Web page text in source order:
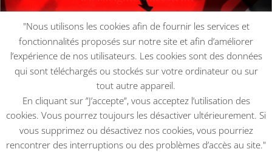
Burger Kill
2007|2007,FILMS
Burger Kill ou Drive Thru[dsm_text_divider
header="Synopsis" color="#0C71C3"...
lire plus
"Nous utilisons les cookies afin de fournir les services et
fonctionnalités proposés sur notre site et afin d’améliorer
l’expérience de nos utilisateurs. Les cookies sont des données
qui sont téléchargés ou stockés sur votre ordinateur ou sur
tout autre appareil.
En cliquant sur ”J’accepte”, vous acceptez l’utilisation des
cookies. Vous pourrez toujours les désactiver ultérieurement. Si
vous supprimez ou désactivez nos cookies, vous pourriez
rencontrer des interruptions ou des problèmes d’accès au site."